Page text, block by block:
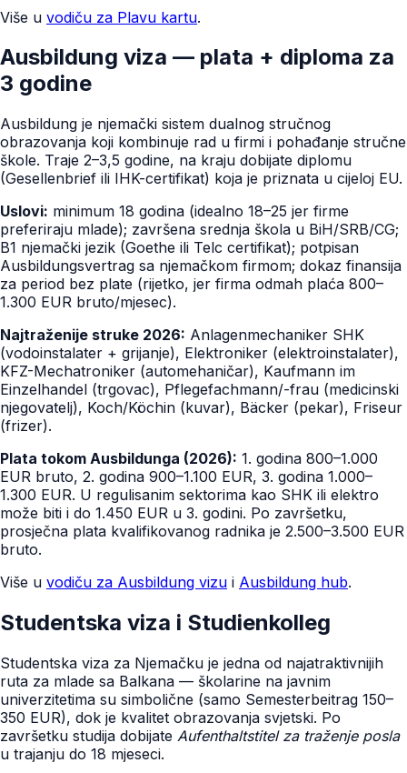
Više u vodiču za Plavu kartu.
Ausbildung viza — plata + diploma za
3 godine
Ausbildung je njemački sistem dualnog stručnog
obrazovanja koji kombinuje rad u firmi i pohađanje stručne
škole. Traje 2–3,5 godine, na kraju dobijate diplomu
(Gesellenbrief ili IHK-certifikat) koja je priznata u cijeloj EU.
Uslovi: minimum 18 godina (idealno 18–25 jer firme
preferiraju mlade); završena srednja škola u BiH/SRB/CG;
B1 njemački jezik (Goethe ili Telc certifikat); potpisan
Ausbildungsvertrag sa njemačkom firmom; dokaz finansija
za period bez plate (rijetko, jer firma odmah plaća 800–
1.300 EUR bruto/mjesec).
Najtraženije struke 2026: Anlagenmechaniker SHK
(vodoinstalater + grijanje), Elektroniker (elektroinstalater),
KFZ-Mechatroniker (automehaničar), Kaufmann im
Einzelhandel (trgovac), Pflegefachmann/-frau (medicinski
njegovatelj), Koch/Köchin (kuvar), Bäcker (pekar), Friseur
(frizer).
Plata tokom Ausbildunga (2026): 1. godina 800–1.000
EUR bruto, 2. godina 900–1.100 EUR, 3. godina 1.000–
1.300 EUR. U regulisanim sektorima kao SHK ili elektro
može biti i do 1.450 EUR u 3. godini. Po završetku,
prosječna plata kvalifikovanog radnika je 2.500–3.500 EUR
bruto.
Više u vodiču za Ausbildung vizu i Ausbildung hub.
Studentska viza i Studienkolleg
Studentska viza za Njemačku je jedna od najatraktivnijih
ruta za mlade sa Balkana — školarine na javnim
univerzitetima su simbolične (samo Semesterbeitrag 150–
350 EUR), dok je kvalitet obrazovanja svjetski. Po
završetku studija dobijate Aufenthaltstitel za traženje posla
u trajanju do 18 mjeseci.